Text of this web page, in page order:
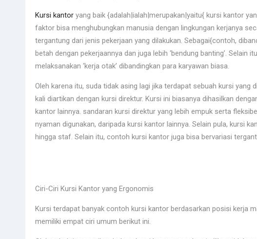
Kursi kantor yang baik {adalah|ialah|merupakan|yaitu{ kursi kantor
faktor bisa menghubungkan manusia dengan lingkungan kerjanya
tergantung dari jenis pekerjaan yang dilakukan. Sebagai{contoh,
betah dengan pekerjaannya dan juga lebih ‘bendung banting’. Selain
melaksanakan ‘kerja otak’ dibandingkan para karyawan biasa.
Oleh karena itu, suda tidak asing lagi jika terdapat sebuah kursi yang
kali diartikan dengan kursi direktur. Kursi ini biasanya dihasilkan
kantor lainnya. sandaran kursi direktur yang lebih empuk serta
nyaman digunakan, daripada kursi kantor lainnya. Selain pula, kursi
hingga staf. Selain itu, contoh kursi kantor juga bisa bervariasi
Ciri-Ciri Kursi Kantor yang Ergonomis
Kursi terdapat banyak contoh kursi kantor berdasarkan posisi kerja
memiliki empat ciri umum berikut ini.